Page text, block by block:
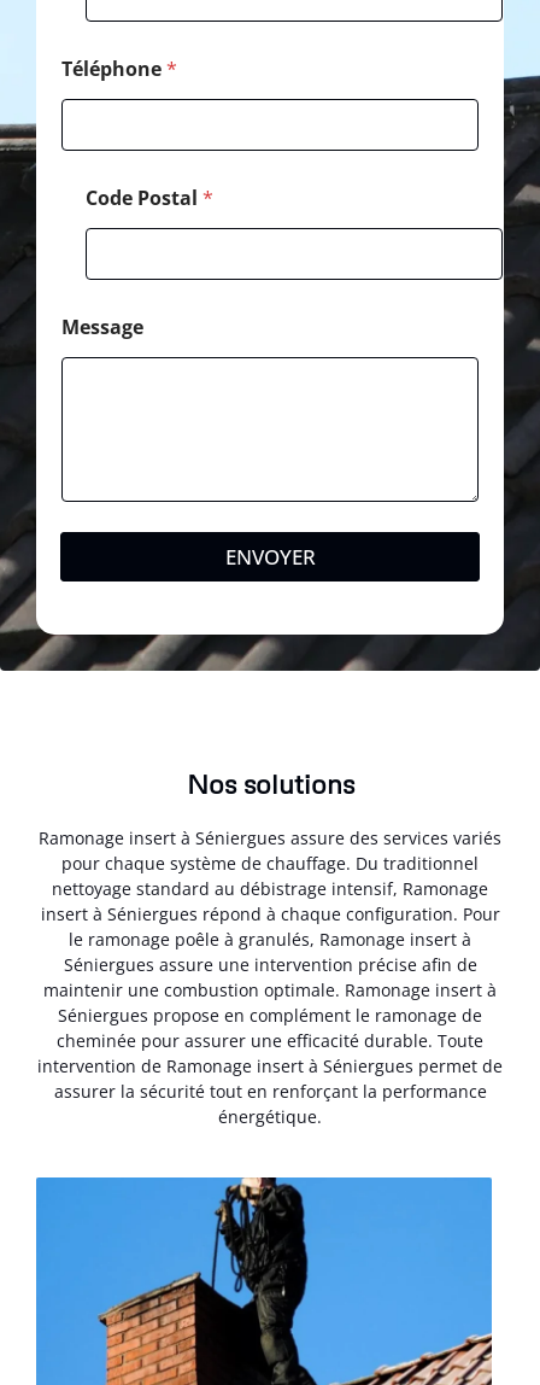
Téléphone*
Code Postal *
Message
ENVOYER
Nos solutions
Ramonage insert à Séniergues assure des services variés
pour chaque système de chauffage. Du traditionnel
nettoyage standard au débistrage intensif, Ramonage
insert à Séniergues répond à chaque configuration. Pour
le ramonage poêle à granulés, Ramonage insert à
Séniergues assure une intervention précise afin de
maintenir une combustion optimale. Ramonage insert à
Séniergues propose en complément le ramonage de
cheminée pour assurer une efficacité durable. Toute
intervention de Ramonage insert à Séniergues permet de
assurer la sécurité tout en renforçant la performance
énergétique.